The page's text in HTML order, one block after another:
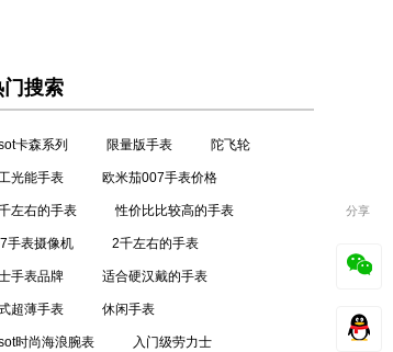
门搜索
卡森系列 限量版手表 陀飞轮
光能手表 欧米茄007手表价格
左右的手表 性价比比较高的手表
手表摄像机 2千左右的手表
手表品牌 适合硬汉戴的手表
超薄手表 休闲手表
时尚海浪腕表 入门级劳力士
分享